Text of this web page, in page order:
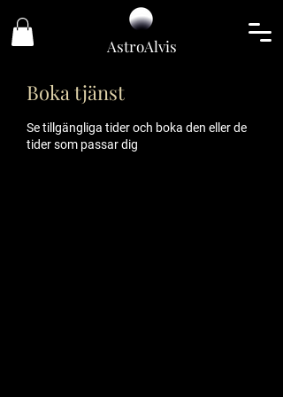
AstroAlvis
Boka tjänst
Se tillgängliga tider och boka den eller de
tider som passar dig